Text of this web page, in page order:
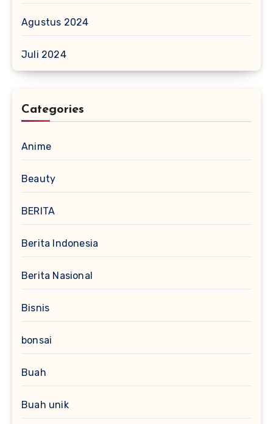
Agustus 2024
Juli 2024
Categories
Anime
Beauty
BERITA
Berita Indonesia
Berita Nasional
Bisnis
bonsai
Buah
Buah unik